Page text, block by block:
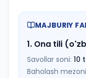
MAJBURIY
1. Ona tili
Savollar soni: 10
Baholash